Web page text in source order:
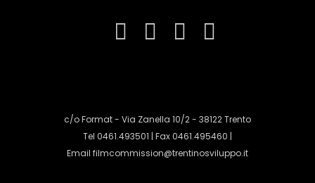
c/o Format - Via Zanella 10/2 - 38122 Trento
Tel 0461.493501 | Fax 0461.495460 |
Email filmcommission@trentinosviluppo.it